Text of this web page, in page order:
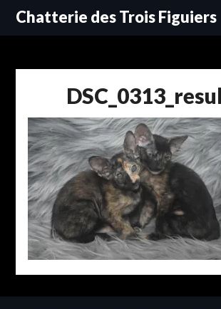
SkipChatterie des Trois Figuiers